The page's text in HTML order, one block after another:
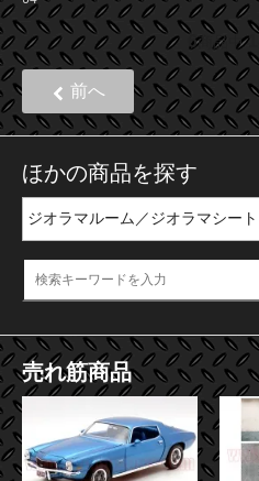
6商品中1
前へ
ほかの商品を探す
売れ筋商品